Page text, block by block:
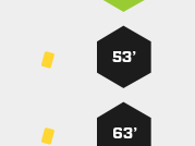
53’
63’